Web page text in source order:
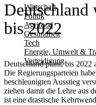
Wirtschaft
Politik
Agrifood
Gesundheit
Tech
Energie, Umwelt &
Verteidigung
Deutschland
bis 2022
Deutschland plant, bis 2022
Die Regierungsparteien
beschleunigten Ausstieg
ziehen damit die Lehre aus
ist eine drastische